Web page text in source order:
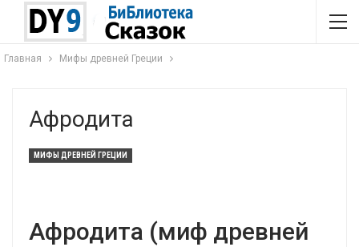
Главная Мифы древней Греции
Афродита
МИФЫ ДРЕВНЕЙ ГРЕЦИИ
Афродита (миф древней